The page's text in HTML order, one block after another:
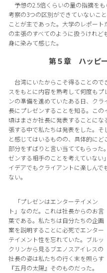
予想の2.5倍くらいの量の指摘をも
考察の3つの区別ができていないこ
ことが主であった。大学のレポー
の主張のすべてのように扱うけれ
身に染みて感じた。
第５章 ハッピ
台湾にいたからこそ得ることので
スをもとに内容を熟考して何度も
ンの準備を進めていたある日、ク
長にプレゼンすることを知る。こ
頃はまさか社長に発表することに
張する中で私たちは発表をした。
と感じてはいるものの、具体的に
部分をずばりと言い当ててもらっ
ゼンする相手のことを考えていな
イデアでもクライアントに楽しん
ない。
「プレゼンはエンターテイメン
ト」なのだ。これは社長からのお言
葉である。私たちは自分たちの企画
案を説明することに必死でエンター
テイメント性を忘れていた。ブルッ
クリンから見るブエノスアイレスの
社長の姿は私たちの行く末を照らす
『五月の太陽』そのものだった。